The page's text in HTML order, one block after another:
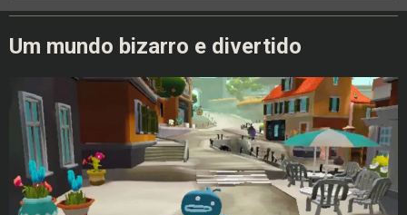
Um mundo bizarro e divertido